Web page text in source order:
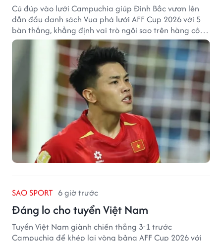
Cú đúp vào lưới Campuchia giúp Đình Bắc vươn lên
dẫn đầu danh sách Vua phá lưới AFF Cup 2026 với 5
bàn thắng, khẳng định vai trò ngôi sao trên hàng công
tuyển Việt Nam.
SAO SPORT 6 giờ trước
Đáng lo cho tuyển Việt Nam
Tuyển Việt Nam giành chiến thắng 3-1 trước
Campuchia để khép lại vòng bảng AFF Cup 2026 với